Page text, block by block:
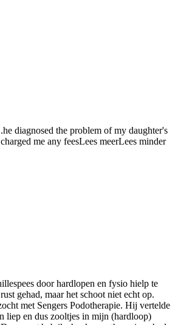
diagnosed the problem of my daughter's
me any feesLees meerLees minder
door hardlopen en fysio hielp te
gehad, maar het schoot niet echt op.
met Sengers Podotherapie. Hij vertelde
liep en dus zooltjes in mijn (hardloop)